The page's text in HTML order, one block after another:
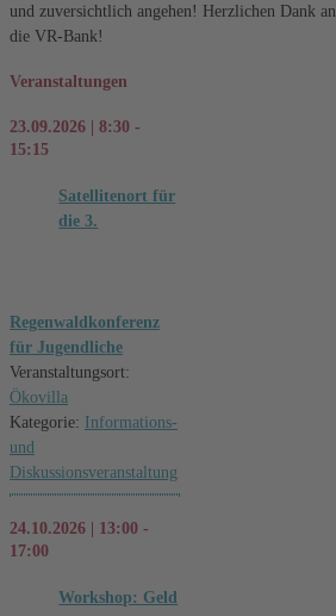
und zuversichtlich angehen! Herzlichen Dank an
die VR-Bank!
Veranstaltungen
23.09.2026 | 8:30 -
15:15
Satellitenort für
die 3.
Regenwaldkonferenz
für Jugendliche
Veranstaltungsort:
Ökovilla
Kategorie: Informations-
und
Diskussionsveranstaltung
24.10.2026 | 13:00 -
17:00
Workshop: Geld